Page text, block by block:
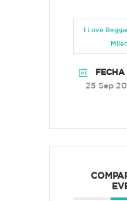
I Love
FECHA
25 Sep